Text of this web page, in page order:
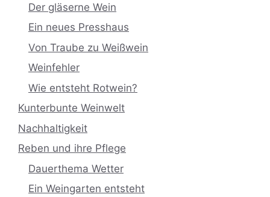
Der gläserne Wein
Ein neues Presshaus
Von Traube zu Weißwein
Weinfehler
Wie entsteht Rotwein?
Kunterbunte Weinwelt
Nachhaltigkeit
Reben und ihre Pflege
Dauerthema Wetter
Ein Weingarten entsteht